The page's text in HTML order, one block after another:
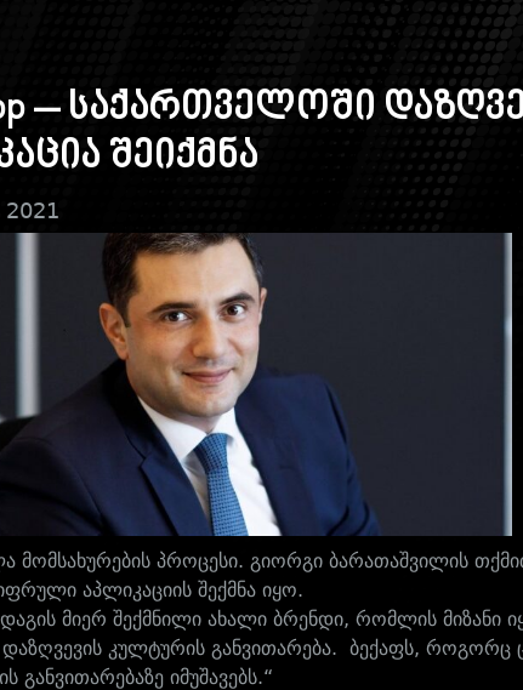
– საქართველოში
შეიქმნა
2021
მომსახურების პროცესი. გიორგი ბარათაშვილის
აპლიკაციის შექმნა იყო.
მიერ შექმნილი ახალი ბრენდი, რომლის მიზანი
კულტურის განვითარება. ბექაფს, როგორც
განვითარებაზე იმუშავებს.“